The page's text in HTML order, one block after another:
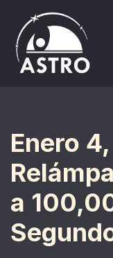
Saltar
al
contenido
Enero
a